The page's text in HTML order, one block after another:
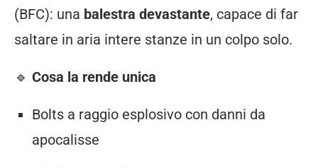
(BFC): una balestra devastante, capace di far
saltare in aria intere stanze in un colpo solo.
🔹 Cosa la rende unica
Bolts a raggio esplosivo con danni da
apocalisse